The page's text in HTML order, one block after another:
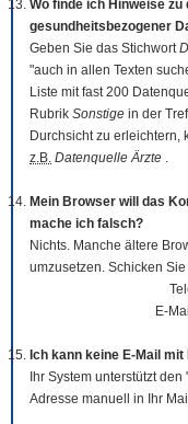
Wo finde ich Hinweise
gesundheitsbezogener
Geben Sie das Stichwort
"auch in allen Texten
Liste mit fast 200
Rubrik Sonstige in der
Durchsicht zu erleichtern,
z.B. Datenquelle Ärzte .
Mein Browser will das
mache ich falsch?
Nichts. Manche ältere
umzusetzen. Schicken
E-
Ich kann keine E-Mail
Ihr System unterstützt
Adresse manuell in Ihr